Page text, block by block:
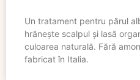
Un tratament pentru părul
hrănește scalpul și lasă
culoarea naturală. Fără
fabricat în Italia.